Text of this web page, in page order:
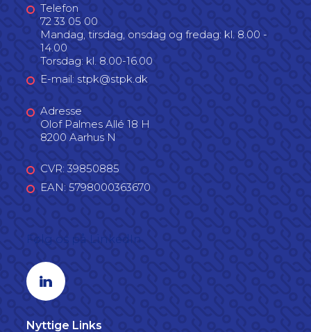
Telefon
72 33 05 00
Mandag, tirsdag, onsdag og fredag: kl. 8.00 -
14.00
Torsdag: kl. 8.00-16.00
E-mail: stpk@stpk.dk
Adresse
Olof Palmes Allé 18 H
8200 Aarhus N
CVR: 39850885
EAN: 5798000363670
Linkedin profil
Nyttige Links